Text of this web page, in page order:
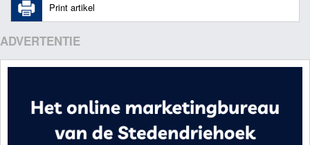
Print artikel
ADVERTENTIE